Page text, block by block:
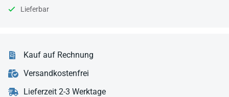
Lieferbar
Kauf auf Rechnung
Versandkostenfrei
Lieferzeit 2-3 Werktage